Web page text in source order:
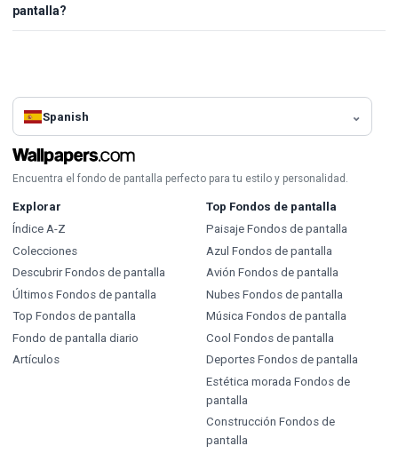
pantalla?
Spanish
Encuentra el fondo de pantalla perfecto para tu estilo y personalidad.
Explorar
Índice A-Z
Colecciones
Descubrir Fondos de pantalla
Últimos Fondos de pantalla
Top Fondos de pantalla
Fondo de pantalla diario
Artículos
Top Fondos de pantalla
Paisaje Fondos de pantalla
Azul Fondos de pantalla
Avión Fondos de pantalla
Nubes Fondos de pantalla
Música Fondos de pantalla
Cool Fondos de pantalla
Deportes Fondos de pantalla
Estética morada Fondos de
pantalla
Construcción Fondos de
pantalla